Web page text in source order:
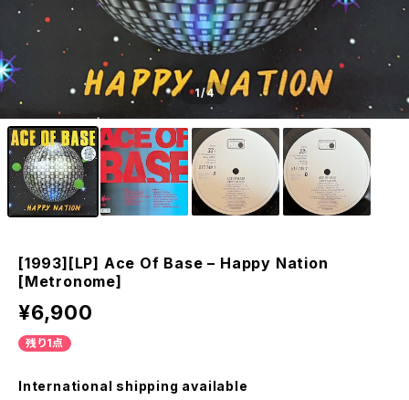
1/4
[1993][LP] Ace Of Base – Happy Nation
[Metronome]
¥6,900
残り1点
International shipping available